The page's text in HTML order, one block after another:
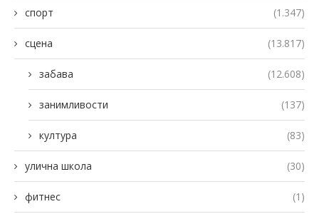
спорт (1.347)
сцена (13.817)
забава (12.608)
занимливости (137)
култура (83)
улична школа (30)
фитнес (1)